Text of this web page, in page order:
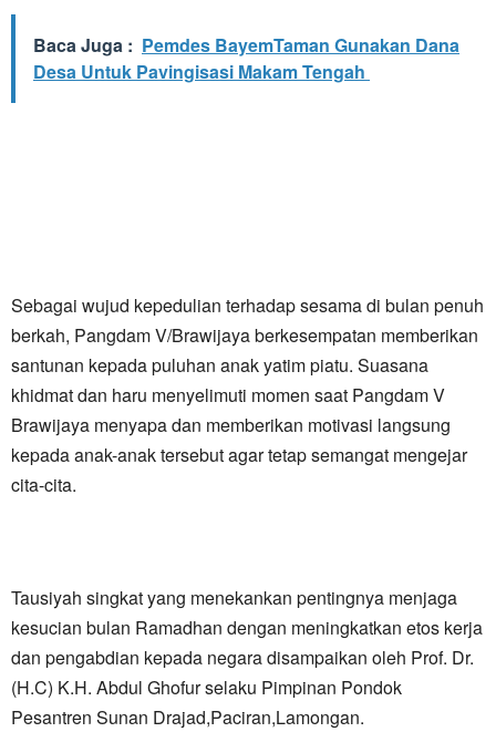
Baca Juga : Pemdes BayemTaman Gunakan Dana
Desa Untuk Pavingisasi Makam Tengah
​Sebagai wujud kepedulian terhadap sesama di bulan penuh
berkah, Pangdam V/Brawijaya berkesempatan memberikan
santunan kepada puluhan anak yatim piatu. Suasana
khidmat dan haru menyelimuti momen saat Pangdam V
Brawijaya menyapa dan memberikan motivasi langsung
kepada anak-anak tersebut agar tetap semangat mengejar
cita-cita.
Tausiyah singkat yang menekankan pentingnya menjaga
kesucian bulan Ramadhan dengan meningkatkan etos kerja
dan pengabdian kepada negara disampaikan oleh Prof. Dr.
(H.C) K.H. Abdul Ghofur selaku Pimpinan Pondok
Pesantren Sunan Drajad,Paciran,Lamongan.